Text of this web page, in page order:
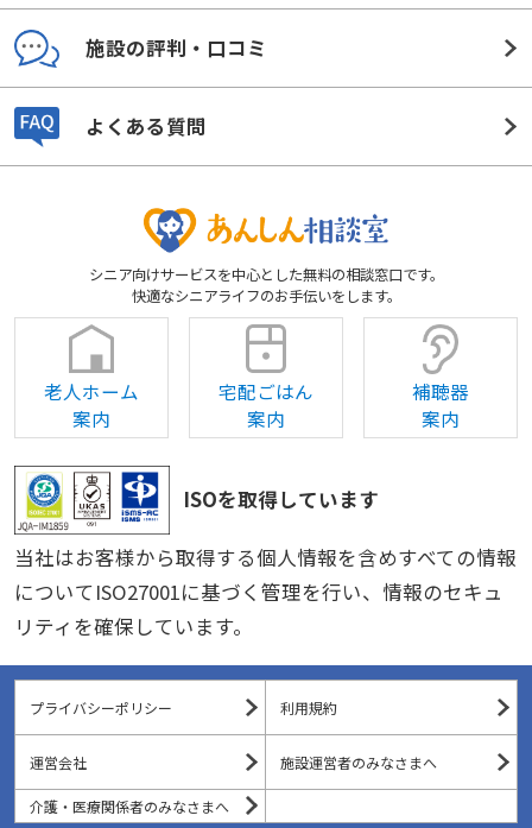
施設の評判・口コミ
よくある質問
シニア向けサービスを中心とした無料の相談窓口です。
快適なシニアライフのお手伝いをします。
老人ホーム
案内
宅配ごはん
案内
補聴器
案内
ISOを取得しています
当社はお客様から取得する個人情報を含めすべての情報
についてISO27001に基づく管理を行い、情報のセキュ
リティを確保しています。
プライバシーポリシー 利用規約
運営会社 施設運営者のみなさまへ
介護・医療関係者のみなさまへ